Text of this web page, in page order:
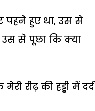
पहने हुए था, उस से
उस से पूछा कि क्या
रीढ़ की हड्डी में दर्द